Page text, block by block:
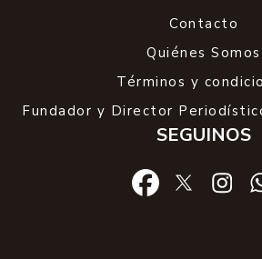
Contacto
Quiénes Somos
Términos y
Fundador y Director
SEGUINOS